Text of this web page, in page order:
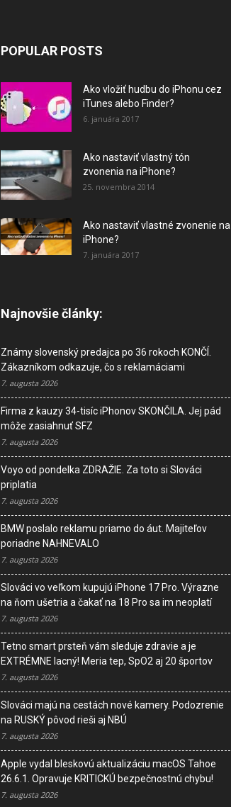
POPULAR POSTS
Ako vložiť hudbu do iPhonu cez
iTunes alebo Finder?
6. januára 2017
Ako nastaviť vlastný tón
zvonenia na iPhone?
25. novembra 2014
Ako nastaviť vlastné zvonenie na
iPhone?
7. januára 2017
Najnovšie články:
Známy slovenský predajca po 36 rokoch KONČÍ.
Zákazníkom odkazuje, čo s reklamáciami
7. augusta 2026
Firma z kauzy 34-tisíc iPhonov SKONČILA. Jej pád
môže zasiahnuť SFZ
7. augusta 2026
Voyo od pondelka ZDRAŽIE. Za toto si Slováci
priplatia
7. augusta 2026
BMW poslalo reklamu priamo do áut. Majiteľov
poriadne NAHNEVALO
7. augusta 2026
Slováci vo veľkom kupujú iPhone 17 Pro. Výrazne
na ňom ušetria a čakať na 18 Pro sa im neoplatí
7. augusta 2026
Tetno smart prsteň vám sleduje zdravie a je
EXTRÉMNE lacný! Meria tep, SpO2 aj 20 športov
7. augusta 2026
Slováci majú na cestách nové kamery. Podozrenie
na RUSKÝ pôvod rieši aj NBÚ
7. augusta 2026
Apple vydal bleskovú aktualizáciu macOS Tahoe
26.6.1. Opravuje KRITICKÚ bezpečnostnú chybu!
7. augusta 2026